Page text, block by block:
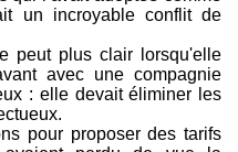
un incroyable conflit de
peut plus clair lorsqu'elle
avec une compagnie
: elle devait éliminer les
pour proposer des tarifs